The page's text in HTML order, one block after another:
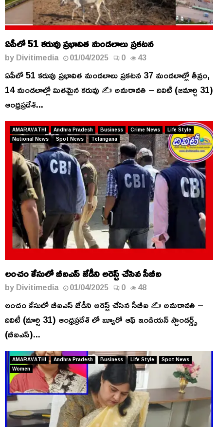
ఏపీలో 51 కరువు ప్రభావిత మండలాలు ప్రకటన
byDivitimedia 01/04/2025 0 43
ఏపీలో 51 కరువు ప్రభావిత మండలాలు ప్రకటన 37 మండలాల్లో తీవ్రం,
14 మండలాల్లో మితమైన కరువు ✍️ అమరావతి – దివిటీ (జమార్చి 31)
ఆంధ్రప్రదేశ్...
AMARAVATHI Andhra Pradesh Business Crime News
Life Style
National News
Spot News Telangana
లంచం కేసులో బీఐఎస్ జేడీని అరెస్ట్ చేసిన సీబీఐ
byDivitimedia 01/04/2025 0 48
లంచం కేసులో బీఐఎస్ జేడీని అరెస్ట్ చేసిన సీబీఐ ✍️ అమరావతి –
దివిటీ (మార్చి 31) ఆంధ్రప్రదేశ్ లో బ్యూరో ఆఫ్ ఇండియన్ స్టాండర్డ్స్
(బీఐఎస్)...
AMARAVATHI Andhra Pradesh Business Life Style
Spot News
Women